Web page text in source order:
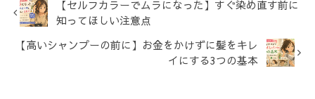
【セルフカラーでムラになった】すぐ染め直す前に
知ってほしい注意点
【高いシャンプーの前に】お金をかけずに髪をキレ
イにする3つの基本